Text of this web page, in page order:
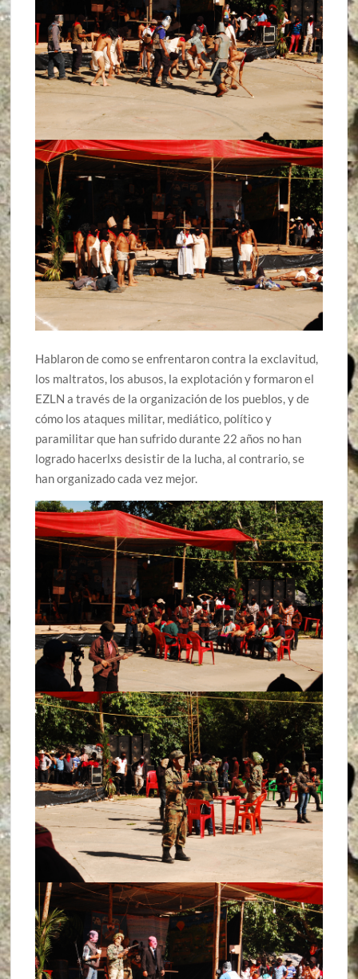
Hablaron de como se enfrentaron contra la exclavitud,
los maltratos, los abusos, la explotación y formaron el
EZLN a través de la organización de los pueblos, y de
cómo los ataques militar, mediático, político y
paramilitar que han sufrido durante 22 años no han
logrado hacerlxs desistir de la lucha, al contrario, se
han organizado cada vez mejor.